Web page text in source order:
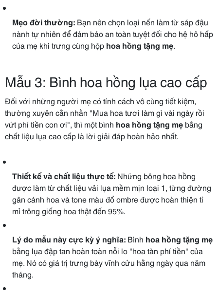
Mẹo đời thường: Bạn nên chọn loại nến làm từ sáp đậu
nành tự nhiên để đảm bảo an toàn tuyệt đối cho hệ hô hấp
của mẹ khi trưng cùng hộp hoa hồng tặng mẹ.
Mẫu 3: Bình hoa hồng lụa cao cấp
Đối với những người mẹ có tính cách vô cùng tiết kiệm,
thường xuyên cằn nhằn "Mua hoa tươi làm gì vài ngày rồi
vứt phí tiền con ơi", thì một bình hoa hồng tặng mẹ bằng
chất liệu lụa cao cấp là lời giải đáp hoàn hảo nhất.
Thiết kế và chất liệu thực tế: Những bông hoa hồng
được làm từ chất liệu vải lụa mềm mịn loại 1, từng đường
gân cánh hoa và tone màu đổ ombre được hoàn thiện tỉ
mỉ trông giống hoa thật đến 95%.
Lý do mẫu này cực kỳ ý nghĩa: Bình hoa hồng tặng mẹ
bằng lụa đập tan hoàn toàn nỗi lo "hoa tàn phí tiền" của
mẹ. Nó có giá trị trưng bày vĩnh cửu hằng ngày qua năm
tháng.